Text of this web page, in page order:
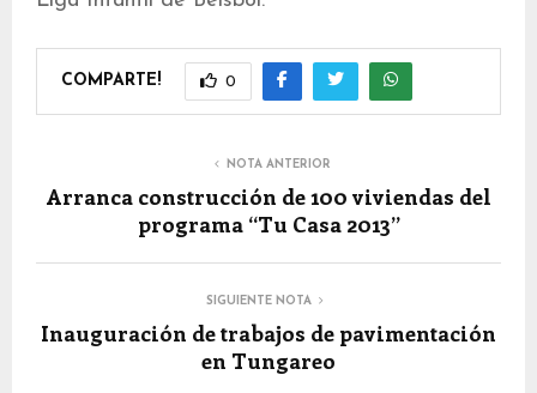
COMPARTE! 0
NOTA ANTERIOR
Arranca construcción de 100 viviendas del
programa “Tu Casa 2013”
SIGUIENTE NOTA
Inauguración de trabajos de pavimentación
en Tungareo